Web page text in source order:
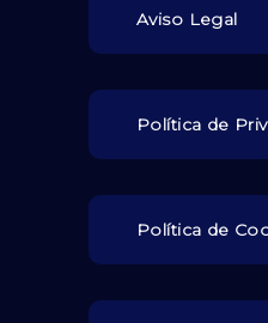
Aviso Legal
Política de
Política de